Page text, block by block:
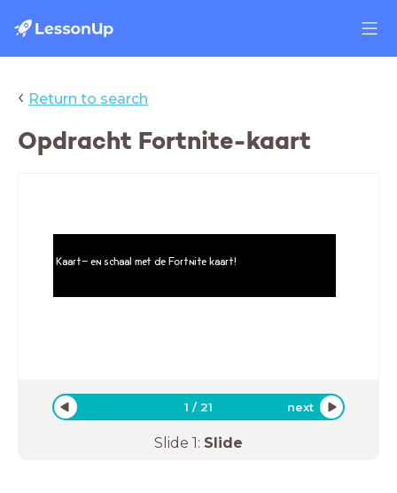
‹ Return to search
Opdracht Fortnite-kaart
Kaart- en schaal met de Fortnite kaart!
1 /21 next
Slide 1: Slide